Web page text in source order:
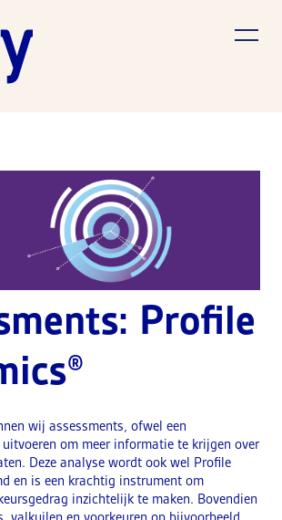
Profile
wij assessments, ofwel een
om meer informatie te krijgen over
Deze analyse wordt ook wel Profile
en is een krachtig instrument om
inzichtelijk te maken. Bovendien